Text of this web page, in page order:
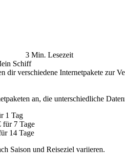
3 Min. Lesezeit
Schiff
verschiedene Internetpakete zur
an, die unterschiedliche
1 Tag
für 7 Tage
14 Tage
Saison und Reiseziel variieren.